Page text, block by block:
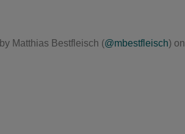
by Matthias Bestfleisch (@mbestfleisch) on